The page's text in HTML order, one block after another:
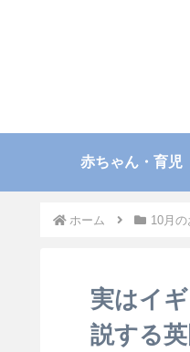
赤ちゃん・育児
ホーム 10月の
実はイ
説する